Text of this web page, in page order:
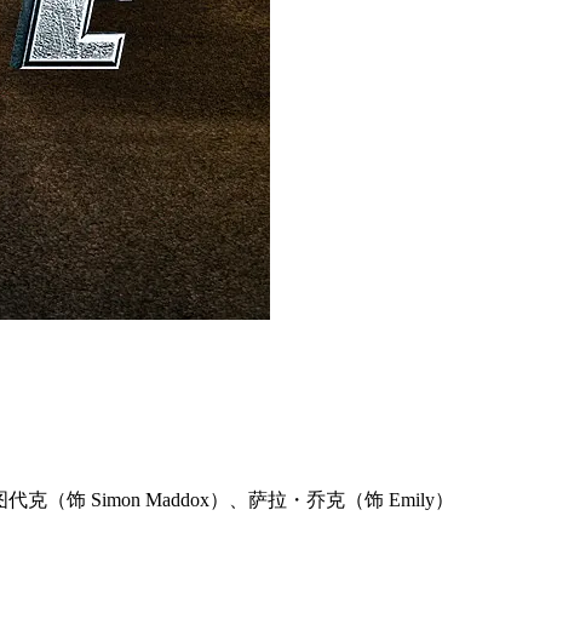
克（饰 Simon Maddox）、萨拉・乔克（饰 Emily）